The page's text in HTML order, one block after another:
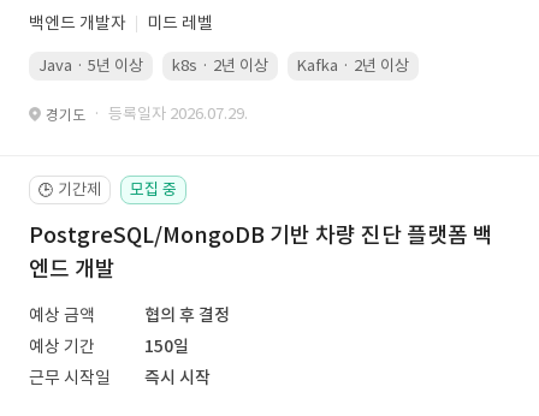
백엔드 개발자 미드 레벨
Java · 5년 이상 k8s · 2년 이상 Kafka · 2년 이상
경기도 · 등록일자 2026.07.29.
🕒 기간제 모집 중
PostgreSQL/MongoDB 기반 차량 진단 플랫폼 백
엔드 개발
예상 금액
협의 후 결정
예상 기간
150일
근무 시작일
즉시 시작